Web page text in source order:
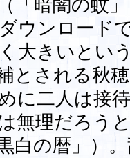
「暗闇の蚊
ウンロード
大きいとい
とされる秋
に二人は接
無理だろう
白の暦」）